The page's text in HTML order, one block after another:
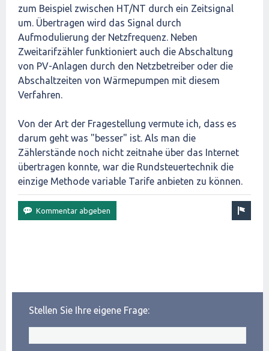
zum Beispiel zwischen HT/NT durch ein Zeitsignal
um. Übertragen wird das Signal durch
Aufmodulierung der Netzfrequenz. Neben
Zweitarifzähler funktioniert auch die Abschaltung
von PV-Anlagen durch den Netzbetreiber oder die
Abschaltzeiten von Wärmepumpen mit diesem
Verfahren.
Von der Art der Fragestellung vermute ich, dass es
darum geht was "besser" ist. Als man die
Zählerstände noch nicht zeitnahe über das Internet
übertragen konnte, war die Rundsteuertechnik die
einzige Methode variable Tarife anbieten zu können.
Stellen Sie Ihre eigene Frage: